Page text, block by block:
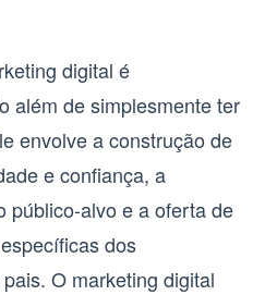
digital é
além de simplesmente ter
envolve a construção de
e confiança, a
público-alvo e a oferta de
dos
O marketing digital